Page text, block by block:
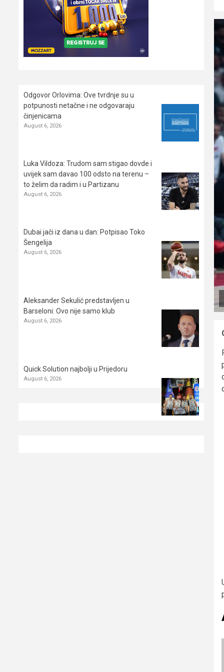
Odgovor Orlovima: ​Ove tvrdnje su u
potpunosti netačne i ne odgovaraju
činjenicama
August 6, 2026
Luka Vildoza: Trudom sam stigao dovde i
uvijek sam davao 100 odsto na terenu –
to želim da radim i u Partizanu
August 6, 2026
Dubai jači iz dana u dan: Potpisao Toko
Šengelija
August 6, 2026
Aleksander Sekulić predstavljen u
Barseloni: Ovo nije samo klub
August 6, 2026
Quick Solution najbolji u Prijedoru
August 6, 2026